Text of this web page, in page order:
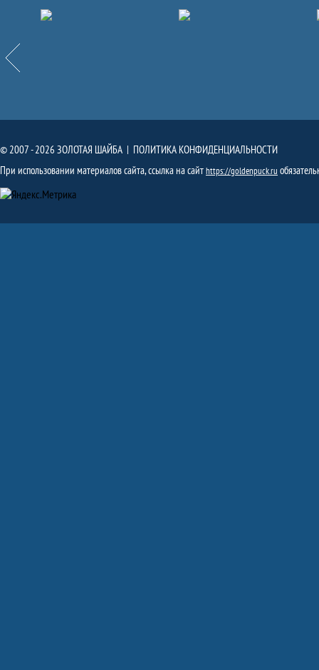
Назад
Партнёры
© 2007 - 2026 ЗОЛОТАЯ ШАЙБА | ПОЛИТИКА КОНФИДЕНЦИАЛЬНОСТИ
При использовании материалов сайта, ссылка на сайтhttps://goldenpuck.ru